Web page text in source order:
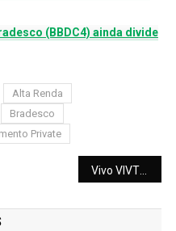
(BBDC4) ainda divide
Alta Renda
Bradesco
Private
Vivo VIVT3 vai pagar R$ 600 milhões em JCP; saiba como garantir o recebimento